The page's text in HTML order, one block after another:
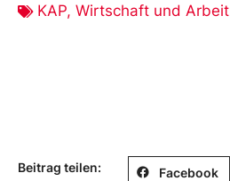
KAP, Wirtschaft und Arbeit
Beitrag teilen: Facebook